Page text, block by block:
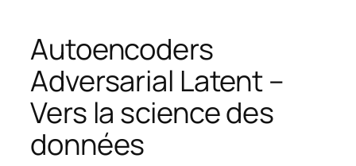
Autoencoders
Adversarial Latent –
Vers la science des
données